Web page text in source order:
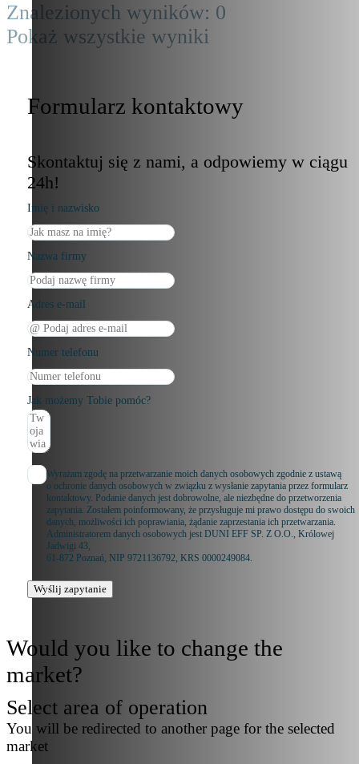
Znalezionych wyników: 0
Pokaż wszystkie wyniki
Formularz kontaktowy
Skontaktuj się z nami, a odpowiemy w ciągu
24h!
Imię i nazwisko
Nazwa firmy
Adres e-mail
Numer telefonu
Jak możemy Tobie pomóc?
Wyrażam zgodę na przetwarzanie moich danych osobowych zgodnie z ustawą
o ochronie danych osobowych w związku z wysłanie zapytania przez formularz
kontaktowy. Podanie danych jest dobrowolne, ale niezbędne do przetworzenia
zapytania. Zostałem poinformowany, że przysługuje mi prawo dostępu do swoich
danych, możliwości ich poprawiania, żądanie zaprzestania ich przetwarzania.
Administratorem danych osobowych jest DUNI EFF SP. Z O.O., Królowej
Jadwigi 43,
61-872 Poznań, NIP 9721136792, KRS 0000249084.
Wyślij zapytanie
Would you like to change the
market?
Select area of operation
You will be redirected to another page for the selected
market